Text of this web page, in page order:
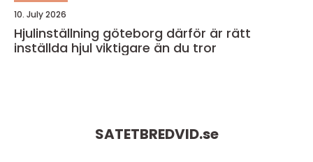
10. July 2026
Hjulinställning göteborg därför är rätt
inställda hjul viktigare än du tror
SATETBREDVID.se